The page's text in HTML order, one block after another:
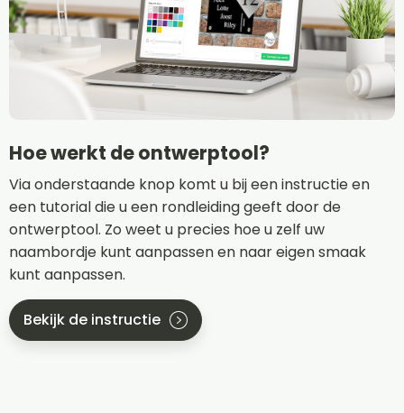
Hoe werkt de ontwerptool?
Via onderstaande knop komt u bij een instructie en
een tutorial die u een rondleiding geeft door de
ontwerptool. Zo weet u precies hoe u zelf uw
naambordje kunt aanpassen en naar eigen smaak
kunt aanpassen.
Bekijk de instructie